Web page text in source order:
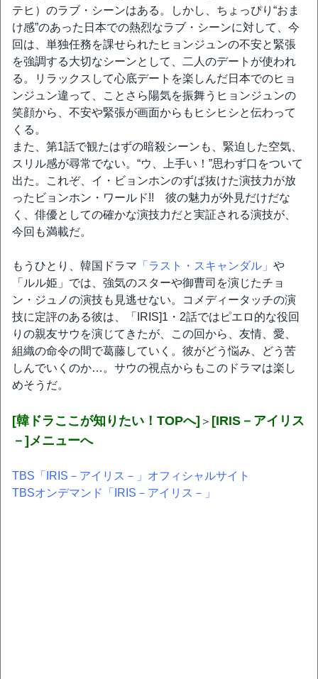
テヒ）のラブ・シーンはある。しかし、ちょっぴり“おま
け感”のあった日本での熱烈なラブ・シーンに対して、今
回は、単独任務を課せられたヒョンジュンの不安と緊張
を強調する大切なシーンとして、二人のデートが使われ
る。リラックスして心底デートを楽しんだ日本でのヒョ
ンジュン違って、ことさら陽気を振舞うヒョンジュンの
笑顔から、不安や緊張が画面からもヒシヒシと伝わって
くる。
また、第1話で観たはずの暗殺シーンも、緊迫した空気、
スリル感が尋常でない。“ウ、上手い！”思わず口をついて
出た。これぞ、イ・ビョンホンのずば抜けた演技力が放
ったビョンホン・ワールド!! 彼の魅力が外見だけだな
く、俳優としての確かな演技力だと実証される演技が、
今回も満載だ。
もうひとり、韓国ドラマ 「ラスト・スキャンダル」 や
「ルル姫」では、強気のスターや御曹司を演じたチョ
ン・ジュノの演技も見逃せない。コメディータッチの演
技に定評のある彼は、「IRIS]1・2話ではピエロ的な役回
りの親友サウを演じてきたが、この回から、友情、愛、
組織の命令の間で葛藤していく。彼がどう悩み、どう苦
しんでいくのか…。サウの視点からもこのドラマは楽し
めそうだ。
[韓ドラここが知りたい！TOPへ] ＞ [IRIS－アイリス
－]メニューへ
TBS「IRIS－アイリス－」オフィシャルサイト
TBSオンデマンド「IRIS－アイリス－」